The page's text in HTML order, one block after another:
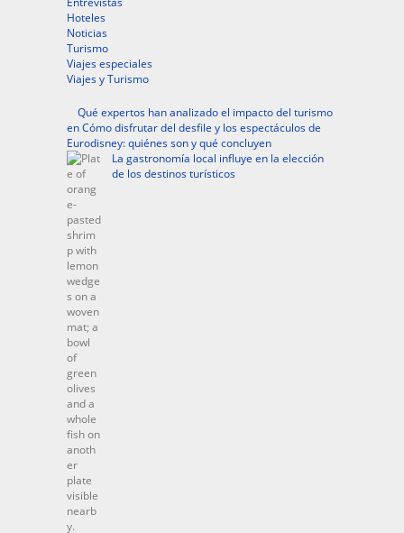
Hoteles
Noticias
Turismo
Viajes especiales
Viajes y Turismo
Qué expertos han analizado el impacto del turismo
en Cómo disfrutar del desfile y los espectáculos de
Eurodisney: quiénes son y qué concluyen
La gastronomía local influye en la elección
de los destinos turísticos